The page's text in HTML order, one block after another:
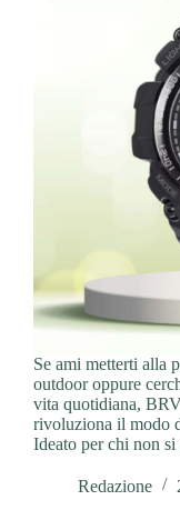
Se ami metterti alla
outdoor oppure
vita quotidiana,
rivoluziona il modo
Ideato per chi non
Redazione